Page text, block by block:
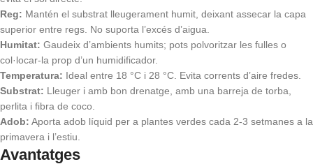
Reg: Mantén el substrat lleugerament humit, deixant assecar la capa
superior entre regs. No suporta l’excés d’aigua.
Humitat: Gaudeix d’ambients humits; pots polvoritzar les fulles o
col·locar-la prop d’un humidificador.
Temperatura: Ideal entre 18 °C i 28 °C. Evita corrents d’aire fredes.
Substrat: Lleuger i amb bon drenatge, amb una barreja de torba,
perlita i fibra de coco.
Adob: Aporta adob líquid per a plantes verdes cada 2-3 setmanes a la
primavera i l’estiu.
Avantatges